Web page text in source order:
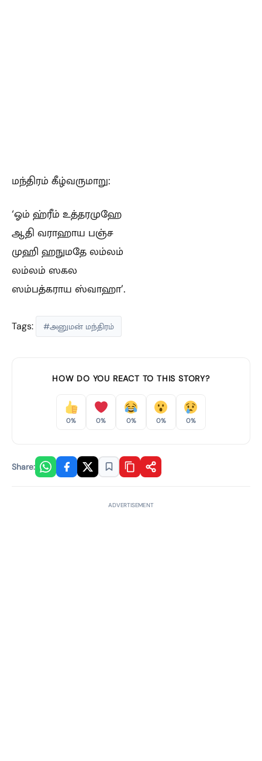
மந்திரம் கீழ்வருமாறு:
‘ஓம் ஹ்ரீம் உத்தரமுஹே
ஆதி வராஹாய பஞ்ச
முஹி ஹநுமதே லம்லம்
லம்லம் ஸகல
ஸம்பத்கராய ஸ்வாஹா’.
Tags: #அனுமன் மந்திரம்
HOW DO YOU REACT TO THIS STORY?
0% 0% 0% 0% 0%
Share:
ADVERTISEMENT